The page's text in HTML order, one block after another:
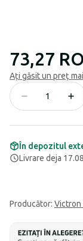
73,27
Ați găsit un preț
În depozitul
Livrare deja
Producător: Victron